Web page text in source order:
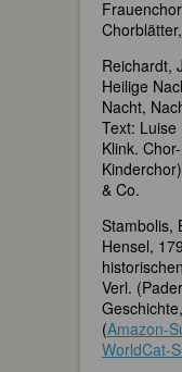
Reichardt,
Heilige
Nacht,
Text: Luise
Klink.
& Co.
Stambolis,
Hensel,
Verl.
(Amazon-
WorldCat-